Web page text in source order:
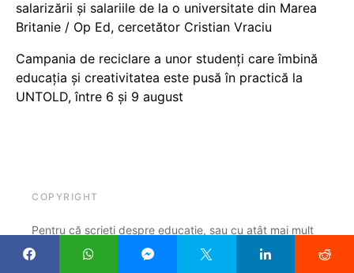
salarizării și salariile de la o universitate din Marea
Britanie / Op Ed, cercetător Cristian Vraciu
Campania de reciclare a unor studenți care îmbină
educația și creativitatea este pusă în practică la
UNTOLD, între 6 și 9 august
COPYRIGHT
Pentru că scrieți despre educație, sau cu atât mai mult
datorită acestui lucru, ar fi util să citați cu link, atunci
când preluați un articol, părți dintr-un articol sau o idee